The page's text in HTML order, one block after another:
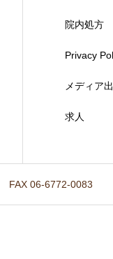
院内処方
Privacy
メディア
求人
FAX 06-6772-0083